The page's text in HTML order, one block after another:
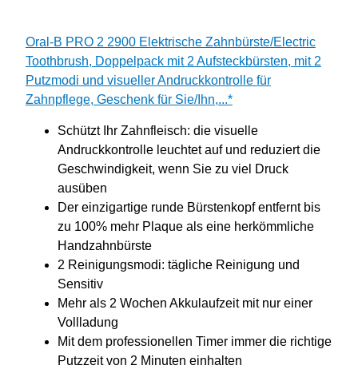
Oral-B PRO 2 2900 Elektrische Zahnbürste/Electric
Toothbrush, Doppelpack mit 2 Aufsteckbürsten, mit 2
Putzmodi und visueller Andruckkontrolle für
Zahnpflege, Geschenk für Sie/Ihn,...*
Schützt Ihr Zahnfleisch: die visuelle
Andruckkontrolle leuchtet auf und reduziert die
Geschwindigkeit, wenn Sie zu viel Druck
ausüben
Der einzigartige runde Bürstenkopf entfernt bis
zu 100% mehr Plaque als eine herkömmliche
Handzahnbürste
2 Reinigungsmodi: tägliche Reinigung und
Sensitiv
Mehr als 2 Wochen Akkulaufzeit mit nur einer
Vollladung
Mit dem professionellen Timer immer die richtige
Putzzeit von 2 Minuten einhalten